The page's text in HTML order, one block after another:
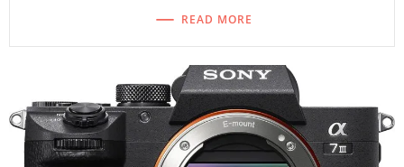
READ MORE